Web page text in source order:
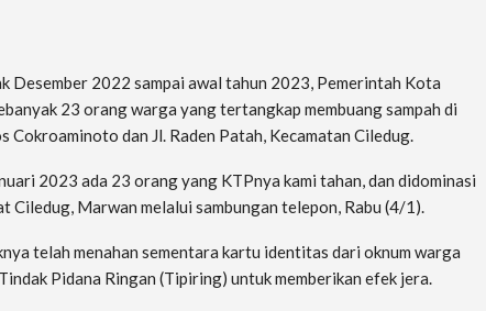
Desember 2022 sampai awal tahun 2023, Pemerintah Kota
23 orang warga yang tertangkap membuang sampah di
Cokroaminoto dan Jl. Raden Patah, Kecamatan Ciledug.
2023 ada 23 orang yang KTPnya kami tahan, dan didominasi
Ciledug, Marwan melalui sambungan telepon, Rabu (4/1).
telah menahan sementara kartu identitas dari oknum warga
Pidana Ringan (Tipiring) untuk memberikan efek jera.